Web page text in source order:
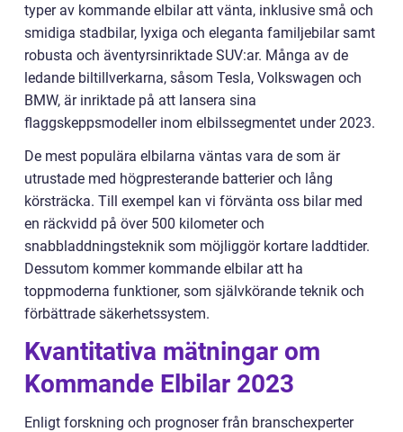
typer av kommande elbilar att vänta, inklusive små och
smidiga stadbilar, lyxiga och eleganta familjebilar samt
robusta och äventyrsinriktade SUV:ar. Många av de
ledande biltillverkarna, såsom Tesla, Volkswagen och
BMW, är inriktade på att lansera sina
flaggskeppsmodeller inom elbilssegmentet under 2023.
De mest populära elbilarna väntas vara de som är
utrustade med högpresterande batterier och lång
körsträcka. Till exempel kan vi förvänta oss bilar med
en räckvidd på över 500 kilometer och
snabbladdningsteknik som möjliggör kortare laddtider.
Dessutom kommer kommande elbilar att ha
toppmoderna funktioner, som självkörande teknik och
förbättrade säkerhetssystem.
Kvantitativa mätningar om
Kommande Elbilar 2023
Enligt forskning och prognoser från branschexperter